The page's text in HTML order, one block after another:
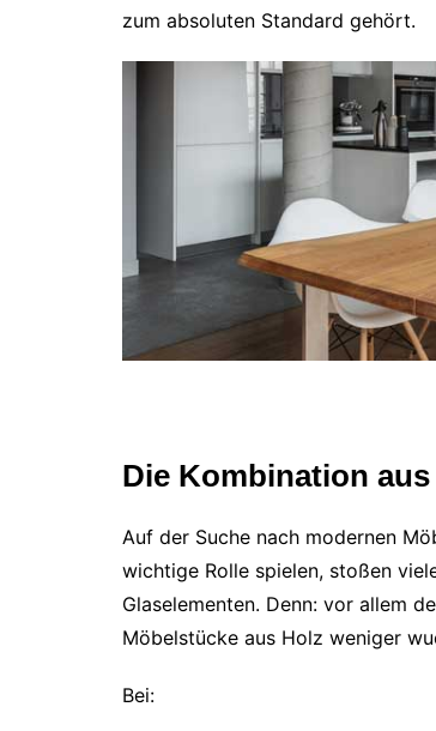
zum absoluten Standard gehört.
Die Kombination
Auf der Suche nach modernen
wichtige Rolle spielen, stoßen
Glaselementen. Denn: vor allem
Möbelstücke aus Holz weniger
Bei: